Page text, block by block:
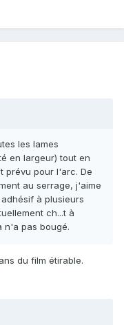
les lames
en largeur) tout en
prévu pour l'arc. De
au serrage, j'aime
à plusieurs
ch...t à
n'a pas bougé.
du film étirable.